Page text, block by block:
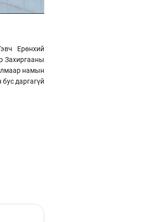
Ерөнхий
Захиргааны
намын
даргагүй